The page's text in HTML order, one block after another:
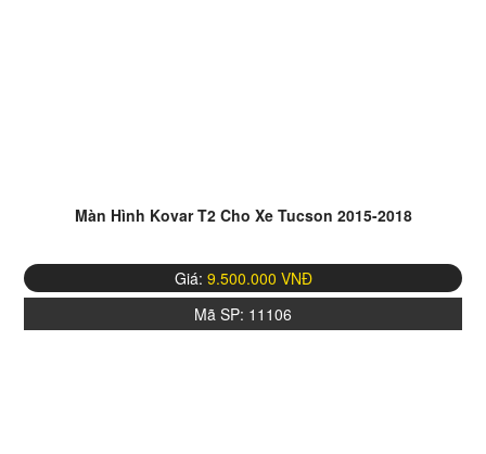
Màn Hình Kovar T2 Cho Xe Tucson 2015-2018
Giá: 9.500.000 VNĐ
Mã SP: 11106